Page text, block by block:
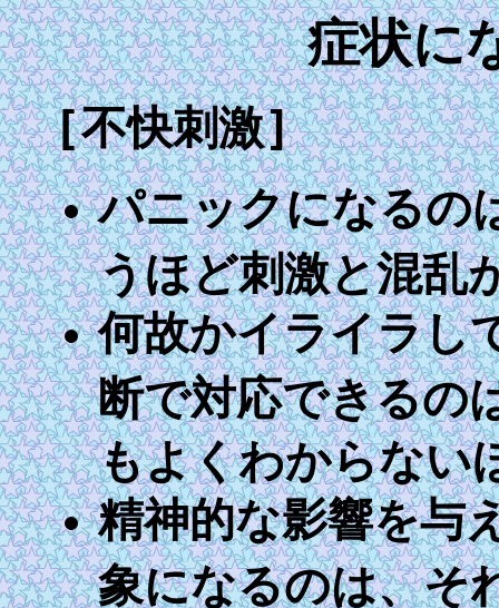
症状に
[不快刺激]
パニックになるの
うほど刺激と混乱
何故かイライラし
断で対応できるの
もよくわからない
精神的な影響を与
象になるのは、そ